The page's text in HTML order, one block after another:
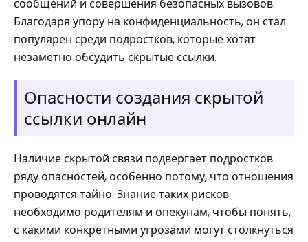
сообщений и совершения безопасных вызовов.
Благодаря упору на конфиденциальность, он стал
популярен среди подростков, которые хотят
незаметно обсудить скрытые ссылки.
Опасности создания скрытой
ссылки онлайн
Наличие скрытой связи подвергает подростков
ряду опасностей, особенно потому, что отношения
проводятся тайно. Знание таких рисков
необходимо родителям и опекунам, чтобы понять,
с какими конкретными угрозами могут столкнуться